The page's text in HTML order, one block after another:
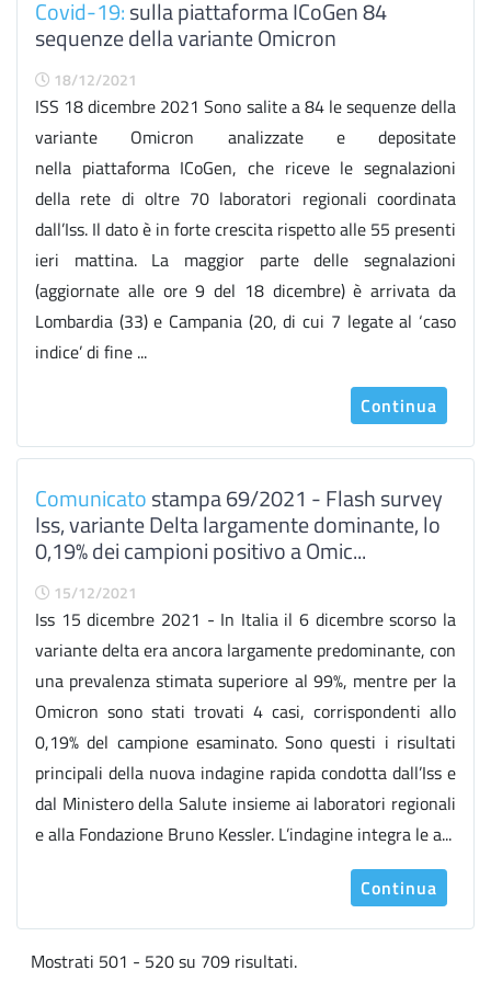
Covid-19:sulla piattaforma ICoGen 84
sequenze della variante Omicron
18/12/2021
ISS 18 dicembre 2021 Sono salite a 84 le sequenze della
variante Omicron analizzate e depositate
nella piattaforma ICoGen, che riceve le segnalazioni
della rete di oltre 70 laboratori regionali coordinata
dall’Iss. Il dato è in forte crescita rispetto alle 55 presenti
ieri mattina. La maggior parte delle segnalazioni
(aggiornate alle ore 9 del 18 dicembre) è arrivata da
Lombardia (33) e Campania (20, di cui 7 legate al ‘caso
indice’ di fine ...
Continua
Comunicatostampa 69/2021 - Flash survey
Iss, variante Delta largamente dominante, lo
0,19% dei campioni positivo a Omic...
15/12/2021
Iss 15 dicembre 2021 - In Italia il 6 dicembre scorso la
variante delta era ancora largamente predominante, con
una prevalenza stimata superiore al 99%, mentre per la
Omicron sono stati trovati 4 casi, corrispondenti allo
0,19% del campione esaminato. Sono questi i risultati
principali della nuova indagine rapida condotta dall’Iss e
dal Ministero della Salute insieme ai laboratori regionali
e alla Fondazione Bruno Kessler. L’indagine integra le a...
Continua
Mostrati 501 - 520 su 709 risultati.